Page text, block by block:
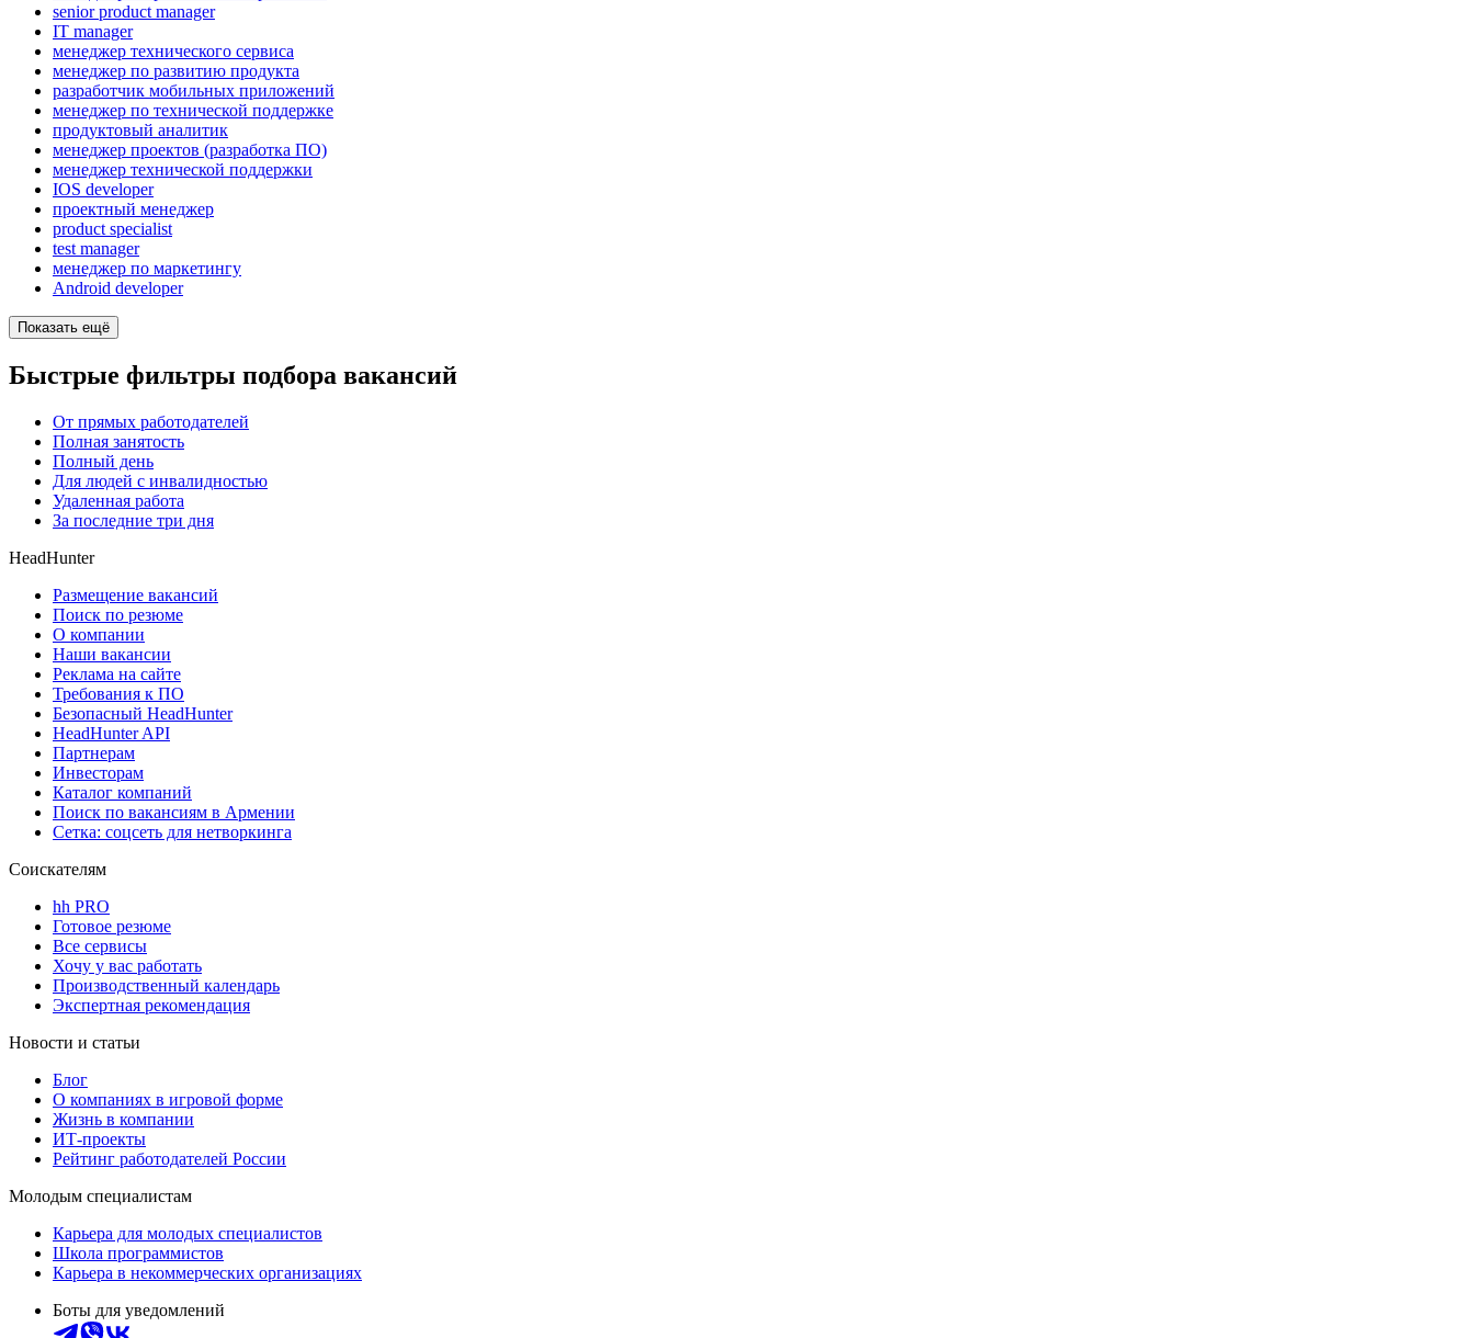
senior product manager
IT manager
менеджер технического сервиса
менеджер по развитию продукта
разработчик мобильных приложений
менеджер по технической поддержке
продуктовый аналитик
менеджер проектов (разработка ПО)
менеджер технической поддержки
IOS developer
проектный менеджер
product specialist
test manager
менеджер по маркетингу
Android developer
Показать ещё
Быстрые фильтры подбора вакансий
От прямых работодателей
Полная занятость
Полный день
Для людей с инвалидностью
Удаленная работа
За последние три дня
HeadHunter
Размещение вакансий
Поиск по резюме
О компании
Наши вакансии
Реклама на сайте
Требования к ПО
Безопасный HeadHunter
HeadHunter API
Партнерам
Инвесторам
Каталог компаний
Поиск по вакансиям в Армении
Сетка: соцсеть для нетворкинга
Соискателям
hh PRO
Готовое резюме
Все сервисы
Хочу у вас работать
Производственный календарь
Экспертная рекомендация
Новости и статьи
Блог
О компаниях в игровой форме
Жизнь в компании
ИТ-проекты
Рейтинг работодателей России
Молодым специалистам
Карьера для молодых специалистов
Школа программистов
Карьера в некоммерческих организациях
Боты для уведомлений